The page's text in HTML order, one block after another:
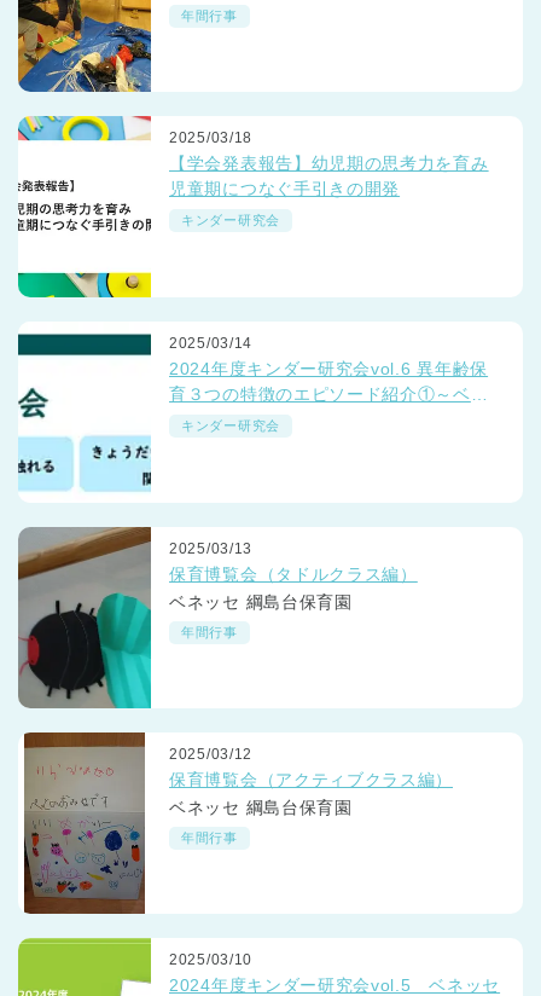
神奈川県 神奈川県 全域
千葉県
年間行事
2025/03/18
【学会発表報告】幼児期の思考力を育み
児童期につなぐ手引きの開発
キンダー研究会
2025/03/14
2024年度キンダー研究会vol.6 異年齢保
育３つの特徴のエピソード紹介①～ベネ
ッセの保育園「つながるミーティング」
キンダー研究会
2025/03/13
保育博覧会（タドルクラス編）
ベネッセ 綱島台保育園
年間行事
2025/03/12
保育博覧会（アクティブクラス編）
ベネッセ 綱島台保育園
年間行事
2025/03/10
2024年度キンダー研究会vol.5 ベネッセ